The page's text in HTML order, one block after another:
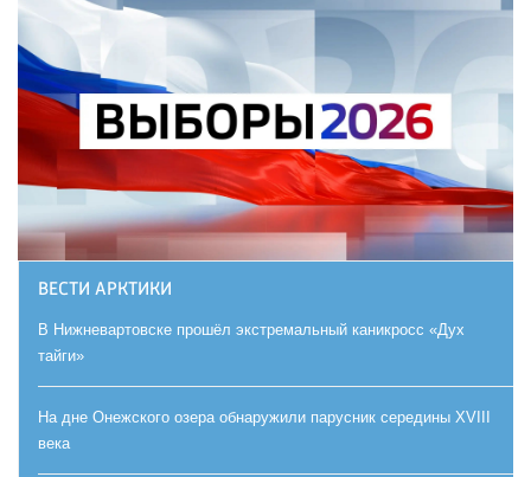
ВЕСТИ АРКТИКИ
В Нижневартовске прошёл экстремальный каникросс «Дух
тайги»
На дне Онежского озера обнаружили парусник середины XVIII
века